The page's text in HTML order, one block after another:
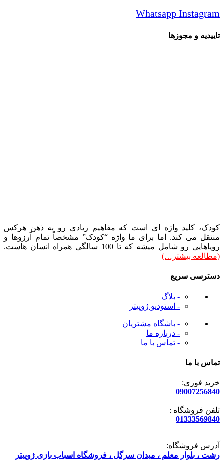
Whatsapp Instagram
تاییدیه و مجوزها
کودک، کلید واژه ای است که مفاهیم زیادی رو به ذهن هرکس
منتقل می کند. اما برای ما واژه “کودک” مشخصاً تمام آرزوها و
رویاهایی رو شامل میشه که تا 100 سالگی همراه انسان هاست.
(مطالعه بیشتر…)
دسترسی سریع
- بلاگ
- استودیو ژوپیتر
- باشگاه مشتریان
- درباره ما
- تماس با ما
تماس با ما
خرید فوری:
09007256840
تلفن فروشگاه :
01333569840
آدرس فروشگاه:
رشت ، بلوار معلم ، میدان سرگل ، فروشگاه اسباب بازی ژوپیتر